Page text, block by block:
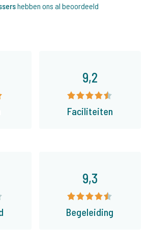
hebben ons al beoordeeld
9,2
Faciliteiten
9,3
Begeleiding